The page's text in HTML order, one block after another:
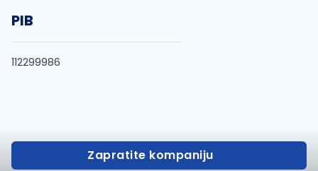
PIB
112299986
Zapratite kompaniju